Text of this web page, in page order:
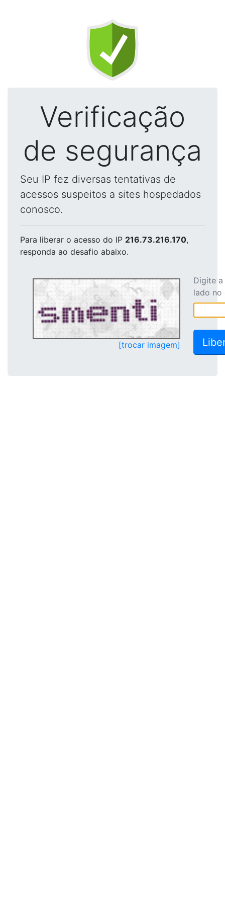
Verificação
de segurança
Seu IP fez diversas tentativas de
acessos suspeitos a sites hospedados
conosco.
Para liberar o acesso do IP 216.73.216.170,
responda ao desafio abaixo.
[trocar imagem]
Digite
lado no